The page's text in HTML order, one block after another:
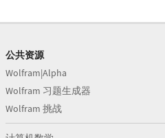
公共资源
Wolfram|Alpha
Wolfram 习题生成器
Wolfram 挑战